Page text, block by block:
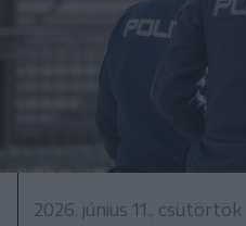
2026. június 11., csütörtök